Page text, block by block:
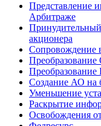
Представление
Арбитраже
акционера
Сопровождение
Создание АО на
Уменьшение
Раскрытие
Освобождения